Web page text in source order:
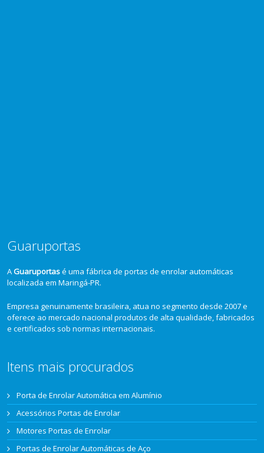
Guaruportas
AGuaruportasé uma fábrica de portas de enrolar automáticas
localizada em Maringá-PR.
Empresa genuinamente brasileira, atua no segmento desde 2007 e
oferece ao mercado nacional produtos de alta qualidade, fabricados
e certificados sob normas internacionais.
Itens mais procurados
Porta de Enrolar Automática em Alumínio
Acessórios Portas de Enrolar
Motores Portas de Enrolar
Portas de Enrolar Automáticas de Aço